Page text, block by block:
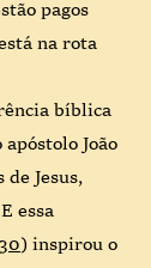
pagos
na rota
bíblica
João
Jesus,
essa
) inspirou o